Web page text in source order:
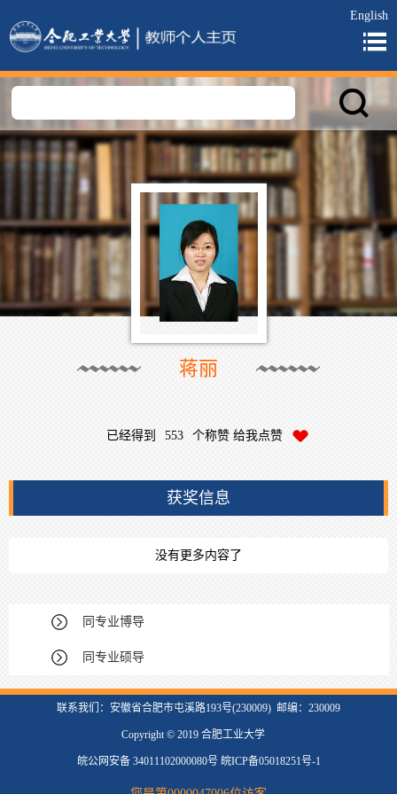
English
蒋丽
已经得到 553 个称赞 给我点赞
获奖信息
没有更多内容了
同专业博导
同专业硕导
联系我们：安徽省合肥市屯溪路193号(230009) 邮编：230009
Copyright © 2019 合肥工业大学
皖公网安备 34011102000080号 皖ICP备05018251号-1